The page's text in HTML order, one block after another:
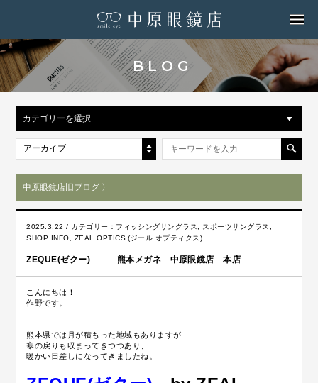
BLOG
カテゴリーを選択
アーカイブ
中原眼鏡店旧ブログ 〉
2025.3.22 / カテゴリー： フィッシングサングラス スポーツサングラス
SHOP INFO
ZEAL OPTICS (ジール オプティクス)
ZEQUE(ゼクー) 熊本メガネ 中原眼鏡店 本店
こんにちは！
作野です。
熊本県では月が積もった地域もありますが
寒の戻りも収まってきつつあり、
暖かい日差しになってきましたね。